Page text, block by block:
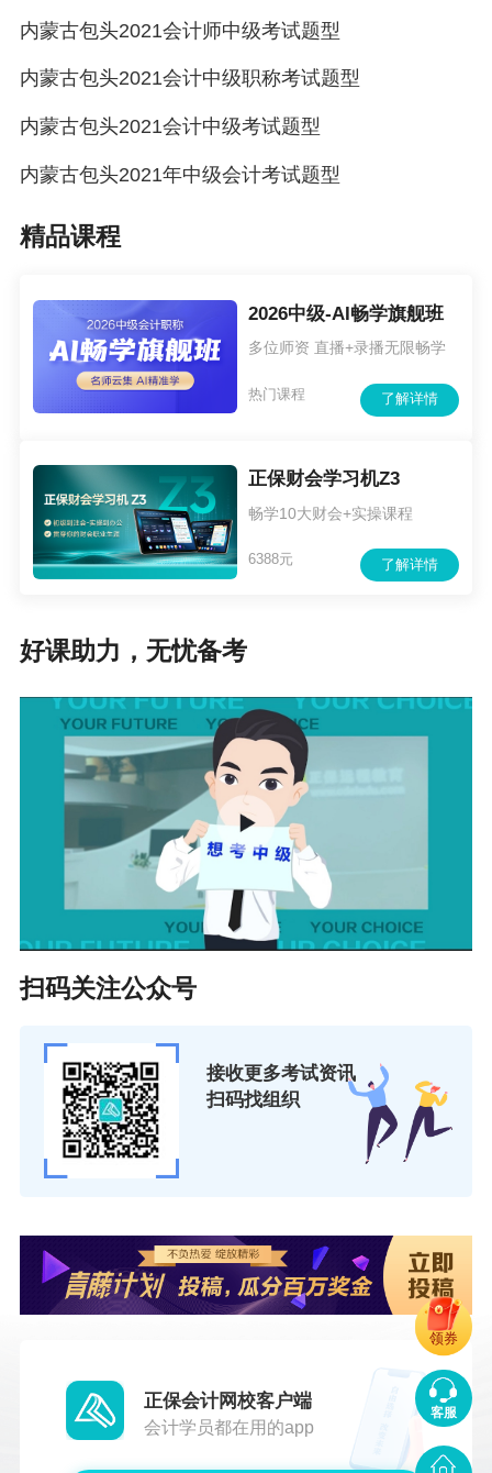
内蒙古包头2021会计师中级考试题型
内蒙古包头2021会计中级职称考试题型
内蒙古包头2021会计中级考试题型
内蒙古包头2021年中级会计考试题型
精品课程
2026中级-AI畅学旗舰班
多位师资 直播+录播无限畅学
了解详情
热门课程
正保财会学习机Z3
畅学10大财会+实操课程
了解详情
6388元
好课助力，无忧备考
扫码关注公众号
接收更多考试资讯
扫码找组织
正保会计网校客户端
会计学员都在用的app
客服
领券